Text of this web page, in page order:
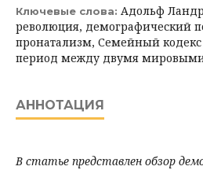
Ключевые слова: Адольф
революция, демографический
пронатализм, Семейный кодекс
период между двумя
АННОТАЦИЯ
В статье представлен обзор